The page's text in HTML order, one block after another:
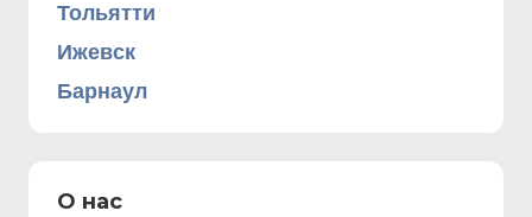
Тольятти
Ижевск
Барнаул
О нас